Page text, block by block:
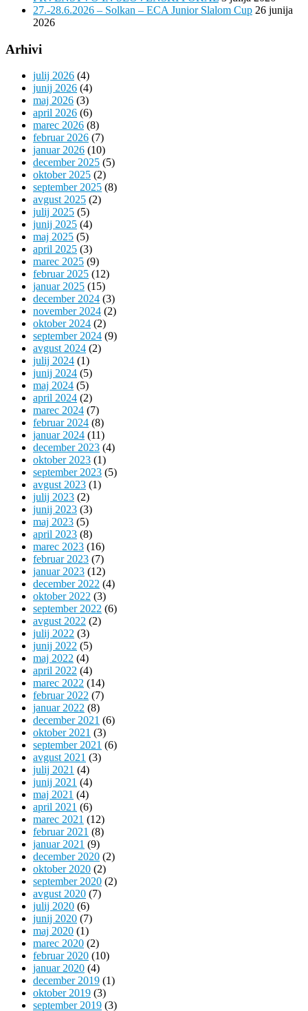
27.-28.6.2026 – Solkan – ECA Junior Slalom Cup 26 junija
2026
Arhivi
julij 2026 (4)
junij 2026 (4)
maj 2026 (3)
april 2026 (6)
marec 2026 (8)
februar 2026 (7)
januar 2026 (10)
december 2025 (5)
oktober 2025 (2)
september 2025 (8)
avgust 2025 (2)
julij 2025 (5)
junij 2025 (4)
maj 2025 (5)
april 2025 (3)
marec 2025 (9)
februar 2025 (12)
januar 2025 (15)
december 2024 (3)
november 2024 (2)
oktober 2024 (2)
september 2024 (9)
avgust 2024 (2)
julij 2024 (1)
junij 2024 (5)
maj 2024 (5)
april 2024 (2)
marec 2024 (7)
februar 2024 (8)
januar 2024 (11)
december 2023 (4)
oktober 2023 (1)
september 2023 (5)
avgust 2023 (1)
julij 2023 (2)
junij 2023 (3)
maj 2023 (5)
april 2023 (8)
marec 2023 (16)
februar 2023 (7)
januar 2023 (12)
december 2022 (4)
oktober 2022 (3)
september 2022 (6)
avgust 2022 (2)
julij 2022 (3)
junij 2022 (5)
maj 2022 (4)
april 2022 (4)
marec 2022 (14)
februar 2022 (7)
januar 2022 (8)
december 2021 (6)
oktober 2021 (3)
september 2021 (6)
avgust 2021 (3)
julij 2021 (4)
junij 2021 (4)
maj 2021 (4)
april 2021 (6)
marec 2021 (12)
februar 2021 (8)
januar 2021 (9)
december 2020 (2)
oktober 2020 (2)
september 2020 (2)
avgust 2020 (7)
julij 2020 (6)
junij 2020 (7)
maj 2020 (1)
marec 2020 (2)
februar 2020 (10)
januar 2020 (4)
december 2019 (1)
oktober 2019 (3)
september 2019 (3)